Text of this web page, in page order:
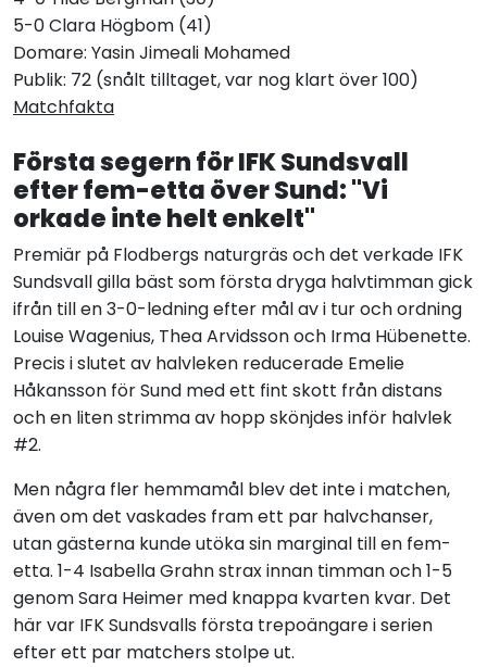
5-0 Clara Högbom (41)
Domare: Yasin Jimeali Mohamed
Publik: 72 (snålt tilltaget, var nog klart över 100)
Matchfakta
Första segern för IFK Sundsvall
efter fem-etta över Sund: "Vi
orkade inte helt enkelt"
Premiär på Flodbergs naturgräs och det verkade IFK
Sundsvall gilla bäst som första dryga halvtimman gick
ifrån till en 3-0-ledning efter mål av i tur och ordning
Louise Wagenius, Thea Arvidsson och Irma Hübenette.
Precis i slutet av halvleken reducerade Emelie
Håkansson för Sund med ett fint skott från distans
och en liten strimma av hopp skönjdes inför halvlek
#2.
Men några fler hemmamål blev det inte i matchen,
även om det vaskades fram ett par halvchanser,
utan gästerna kunde utöka sin marginal till en fem-
etta. 1-4 Isabella Grahn strax innan timman och 1-5
genom Sara Heimer med knappa kvarten kvar. Det
här var IFK Sundsvalls första trepoängare i serien
efter ett par matchers stolpe ut.